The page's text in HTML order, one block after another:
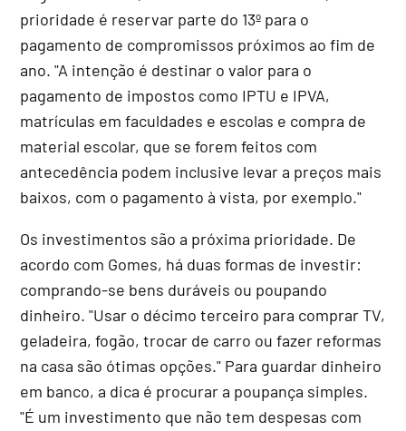
prioridade é reservar parte do 13º para o
pagamento de compromissos próximos ao fim de
ano. "A intenção é destinar o valor para o
pagamento de impostos como IPTU e IPVA,
matrículas em faculdades e escolas e compra de
material escolar, que se forem feitos com
antecedência podem inclusive levar a preços mais
baixos, com o pagamento à vista, por exemplo."
Os investimentos são a próxima prioridade. De
acordo com Gomes, há duas formas de investir:
comprando-se bens duráveis ou poupando
dinheiro. "Usar o décimo terceiro para comprar TV,
geladeira, fogão, trocar de carro ou fazer reformas
na casa são ótimas opções." Para guardar dinheiro
em banco, a dica é procurar a poupança simples.
"É um investimento que não tem despesas com